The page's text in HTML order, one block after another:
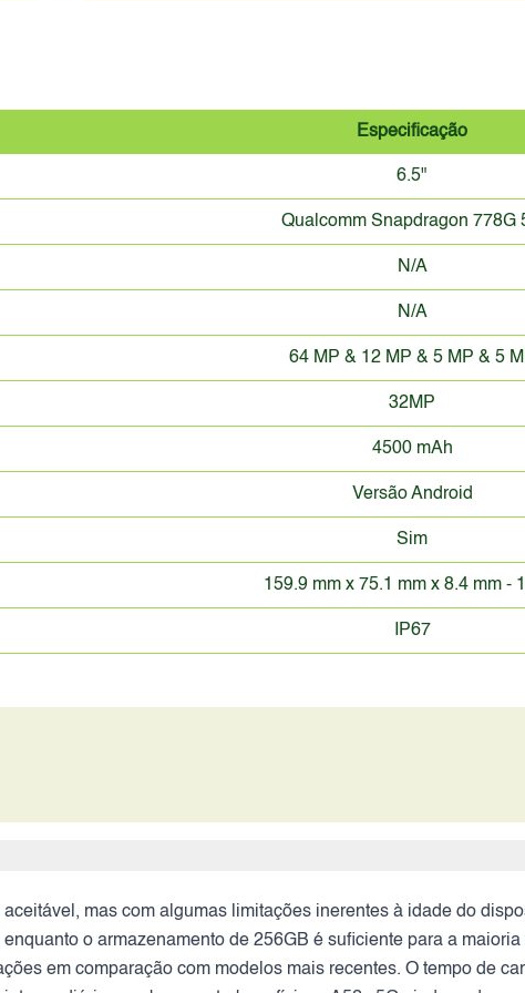
Especificação
6.5"
Qualcomm Snapdragon 778G
N/A
N/A
64 MP & 12 MP & 5 MP & 5
32MP
4500 mAh
Versão Android
Sim
159.9 mm x 75.1 mm x 8.4 mm -
IP67
mas com algumas limitações inerentes à idade do
o armazenamento de 256GB é suficiente para a
em comparação com modelos mais recentes. O tempo de